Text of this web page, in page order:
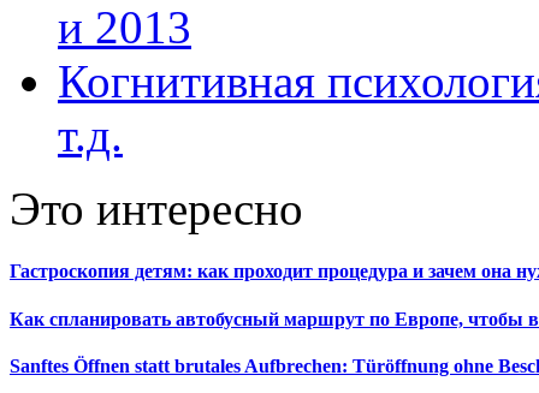
и 2013
Когнитивная
т.д.
Это интересно
Гастроскопия детям: как проходит процедура и зачем она
Как спланировать автобусный маршрут по Европе, чтобы
Sanftes Öffnen statt brutales Aufbrechen: Türöffnung ohne